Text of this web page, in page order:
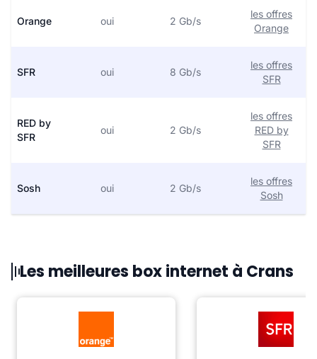
Orange oui 2 Gb/s
les offres
Orange
SFR oui 8 Gb/s
les offres
SFR
RED by
SFR
oui 2 Gb/s
les offres
RED by
SFR
Sosh oui 2 Gb/s
les offres
Sosh
Les meilleures box internet à Crans